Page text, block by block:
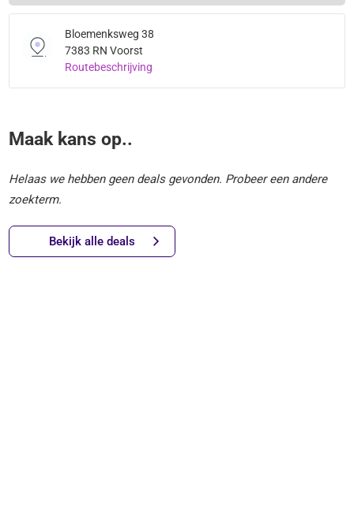
Bloemenksweg 38
7383 RN Voorst
Routebeschrijving
Maak kans op..
Helaas we hebben geen deals gevonden. Probeer een andere
zoekterm.
Bekijk alle deals